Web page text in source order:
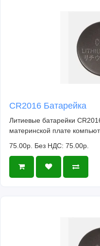
CR2016 Батарейка
Литиевые батарейки
материнской плате
75.00р. Без НДС: 75.00р.